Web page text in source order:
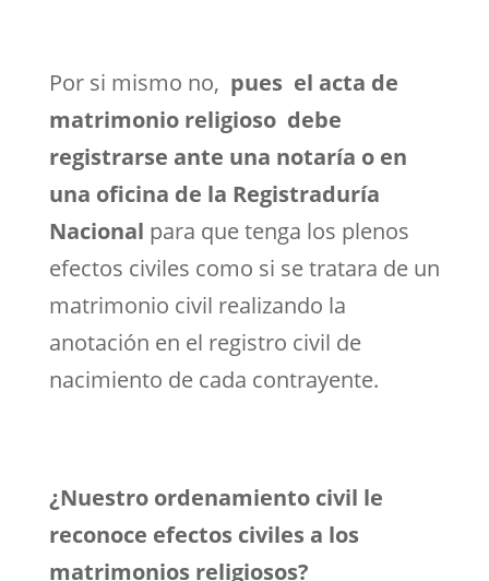
Por si mismo no, pues el acta de
matrimonio religioso debe
registrarse ante una notaría o en
una oficina de la Registraduría
Nacional para que tenga los plenos
efectos civiles como si se tratara de un
matrimonio civil realizando la
anotación en el registro civil de
nacimiento de cada contrayente.
¿Nuestro ordenamiento civil le
reconoce efectos civiles a los
matrimonios religiosos?